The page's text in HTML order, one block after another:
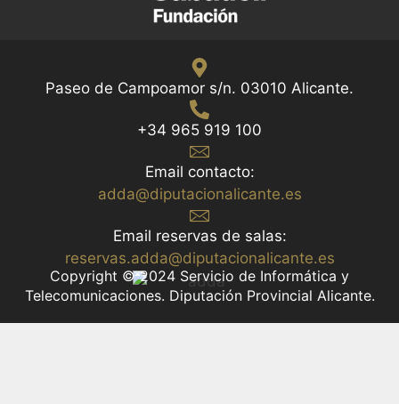
Paseo de Campoamor s/n. 03010 Alicante.
+34 965 919 100
Email contacto:
adda@diputacionalicante.es
Email reservas de salas:
reservas.adda@diputacionalicante.es
Copyright © 2024 Servicio de Informática y
Telecomunicaciones. Diputación Provincial Alicante.